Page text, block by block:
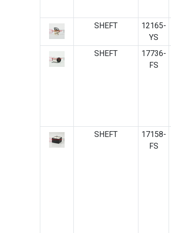
SHEFT
12165-
YS
SHEFT
17736-
FS
SHEFT
17158-
FS